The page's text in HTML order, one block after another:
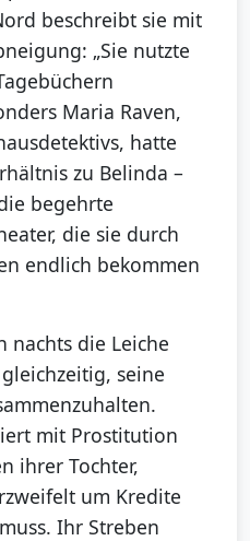
beschreibt sie mit
„Sie nutzte
Maria Raven,
hatte
zu Belinda –
begehrte
die sie durch
endlich bekommen
nachts die Leiche
seine
mit Prostitution
ihrer Tochter,
um Kredite
Ihr Streben